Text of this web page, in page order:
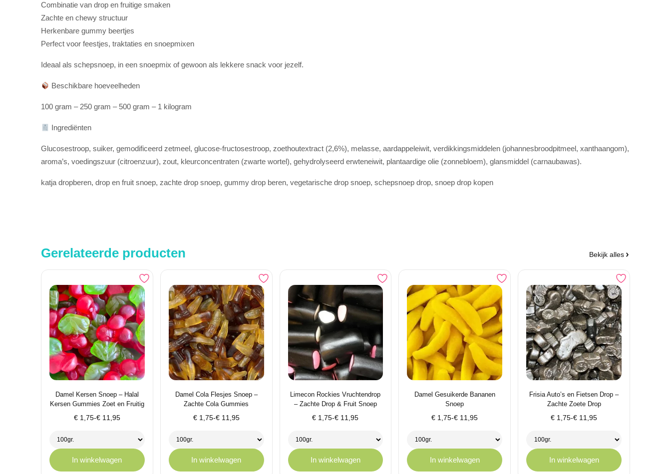
Combinatie van drop en fruitige smaken
Zachte en chewy structuur
Herkenbare gummy beertjes
Perfect voor feestjes, traktaties en snoepmixen
Ideaal als schepsnoep, in een snoepmix of gewoon als lekkere snack voor jezelf.
Beschikbare hoeveelheden
100 gram – 250 gram – 500 gram – 1 kilogram
Ingrediënten
Glucosestroop, suiker, gemodificeerd zetmeel, glucose-fructosestroop, zoethoutextract (2,6%), melasse, aardappeleiwit, verdikkingsmiddelen (johannesbroodpitmeel, xanthaangom),
aroma’s, voedingszuur (citroenzuur), zout, kleurconcentraten (zwarte wortel), gehydrolyseerd erwteneiwit, plantaardige olie (zonnebloem), glansmiddel (carnaubawas).
katja dropberen, drop en fruit snoep, zachte drop snoep, gummy drop beren, vegetarische drop snoep, schepsnoep drop, snoep drop kopen
Gerelateerde producten Bekijk alles
Damel Kersen Snoep – Halal
Kersen Gummies Zoet en Fruitig
€1,75-€11,95
Prijsklasse:
€ 11,95
In winkelwagen
Damel Cola Flesjes Snoep –
Zachte Cola Gummies
€1,75-€11,95
Prijsklasse:
€ 11,95
In winkelwagen
Limecon Rockies Vruchtendrop
– Zachte Drop & Fruit Snoep
€ 1,75-€ 11,95
Prijsklasse:
€ 11,95
In winkelwagen
Damel Gesuikerde Bananen
Snoep
€ 1,75-€ 11,95
Prijsklasse:
€ 11,95
In winkelwagen
Frisia Auto’s en Fietsen Drop –
Zachte Zoete Drop
€ 1,75-€ 11,95
Prijsklasse:
€ 11,95
In winkelwagen